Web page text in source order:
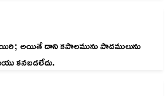
అయితే దాని కపాలమును పాదములును
కనబడలేదు.